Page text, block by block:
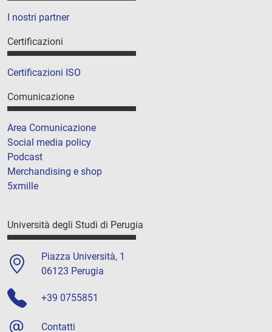
I nostri partner
Certificazioni
Certificazioni ISO
Comunicazione
Area Comunicazione
Social media policy
Podcast
Merchandising e shop
5xmille
Università degli Studi di Perugia
Piazza Università, 1
06123 Perugia
+39 0755851
Contatti